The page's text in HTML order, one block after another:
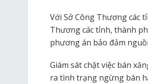
Với Sở Công Thương các
Thương các tỉnh, thành
phương án bảo đảm
Giám sát chặt việc bán
ra tình trạng ngừng bán